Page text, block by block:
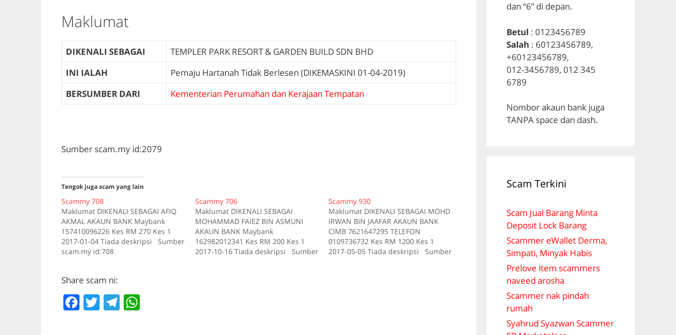
Maklumat
DIKENALI SEBAGAI
TEMPLER PARK RESORT & GARDEN BUILD SDN BHD
INI IALAH
Pemaju Hartanah Tidak Berlesen (DIKEMASKINI 01-04-2019)
BERSUMBER DARI
Kementerian Perumahan dan Kerajaan Tempatan
Sumber scam.my id:2079
Tengok juga scam yang lain
Scammy 708
Maklumat DIKENALI SEBAGAI AFIQ
AKMAL AKAUN BANK Maybank
157410096226 Kes RM 270 Kes 1
2017-01-04 Tiada deskripsi Sumber
scam.my id:708
Scammy 706
Maklumat DIKENALI SEBAGAI
MOHAMMAD FAIEZ BIN ASMUNI
AKAUN BANK Maybank
162982012341 Kes RM 200 Kes 1
2017-10-16 Tiada deskripsi Sumber
Scammy 930
Maklumat DIKENALI SEBAGAI MOHD
IRWAN BIN JAAFAR AKAUN BANK
CIMB 7621647295 TELEFON
0109736732 Kes RM 1200 Kes 1
2017-05-05 Tiada deskripsi Sumber
Share scam ni:
F T T
dan “6” di depan.
Betul : 0123456789
Salah : 60123456789,
+60123456789,
012-3456789, 012 345
6789
Nombor akaun bank juga
TANPA space dan dash.
Scam Terkini
Scam Jual Barang Minta
Deposit Lock Barang
Scammer eWallet Derma,
Simpati, Minyak Habis
Prelove item scammers
naveed arosha
Scammer nak pindah
rumah
Syahrud Syazwan Scammer